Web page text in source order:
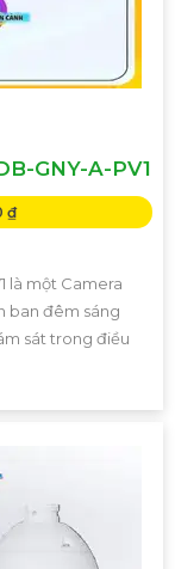
GNY-A-PV1
₫
là một Camera
ban đêm sáng
sát trong điều